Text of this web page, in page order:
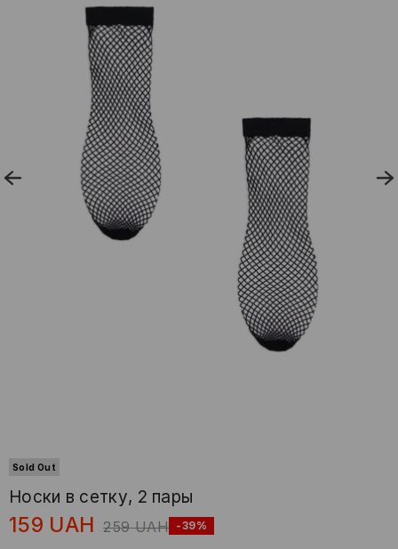
Sold Out
Носки в сетку, 2 пары
159 UAH 259 UAH -39%